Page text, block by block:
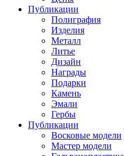
Публикации
Полиграфия
Изделия
Металл
Литье
Дизайн
Награды
Подарки
Камень
Эмали
Гербы
Публикации
Восковые модели
Мастер модели